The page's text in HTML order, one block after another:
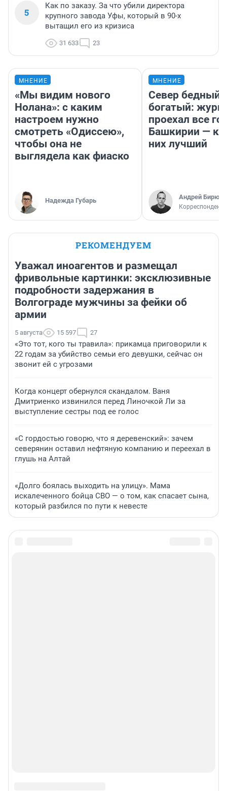
5
Как по заказу. За что убили директора
крупного завода Уфы, который в 90-х
вытащил его из кризиса
31 633 23
МНЕНИЕ
«Мы видим нового
Нолана»: с каким
настроем нужно
смотреть «Одиссею»,
чтобы она не
выглядела как фиаско
Надежда Губарь
МНЕНИЕ
Север бедный,
богатый:
проехал все
Башкирии —
них лучший
Андрей
Корреспондент
РЕКОМЕНДУЕМ
Уважал иноагентов и размещал
фривольные картинки: эксклюзивные
подробности задержания в
Волгограде мужчины за фейки об
армии
5 августа 15 597 27
«Это тот, кого ты травила»: прикамца приговорили к
22 годам за убийство семьи его девушки, сейчас он
звонит ей с угрозами
Когда концерт обернулся скандалом. Ваня
Дмитриенко извинился перед Линочкой Ли за
выступление сестры под ее голос
«С гордостью говорю, что я деревенский»: зачем
северянин оставил нефтяную компанию и переехал в
глушь на Алтай
«Долго боялась выходить на улицу». Мама
искалеченного бойца СВО — о том, как спасает сына,
который разбился по пути к невесте